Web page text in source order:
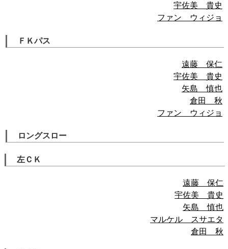
宇佐美 貴史
ファン ウィジョ
ＦＫパス
遠藤 保仁
宇佐美 貴史
矢島 慎也
倉田 秋
ファン ウィジョ
ロングスロー
左ＣＫ
遠藤 保仁
宇佐美 貴史
矢島 慎也
マルケル スサエタ
倉田 秋